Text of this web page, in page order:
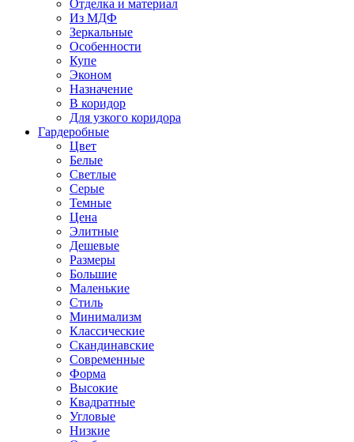
Отделка и материал
Из МДФ
Зеркальные
Особенности
Купе
Эконом
Назначение
В коридор
Для узкого коридора
Гардеробные
Цвет
Белые
Светлые
Серые
Темные
Цена
Элитные
Дешевые
Размеры
Большие
Маленькие
Стиль
Минимализм
Классические
Скандинавские
Современные
Форма
Высокие
Квадратные
Угловые
Низкие